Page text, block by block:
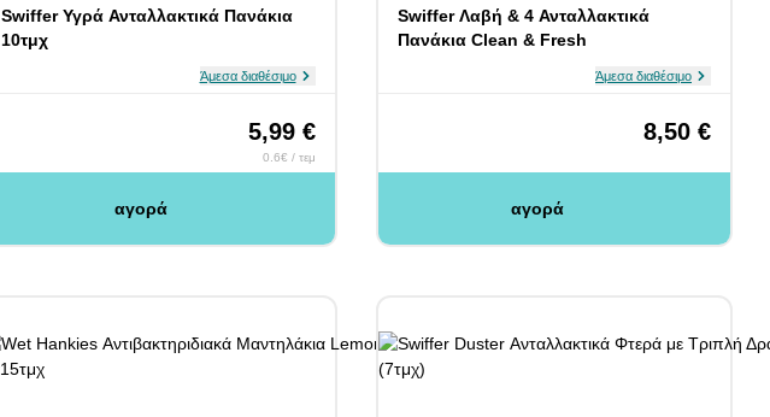
Swiffer Υγρά Ανταλλακτικά Πανάκια
10τμχ
Άμεσα διαθέσιμο
5,99 €
0.6€ / τεμ
αγορά
Swiffer Λαβή & 4 Ανταλλακτικά
Πανάκια Clean & Fresh
Άμεσα διαθέσιμο
8,50 €
αγορά